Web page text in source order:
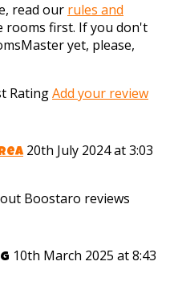
read our rules and
rooms first. If you don't
yet, please,
RatingAdd your review
20th July 2024 at 3:03
Boostaro reviews
10th March 2025 at 8:43